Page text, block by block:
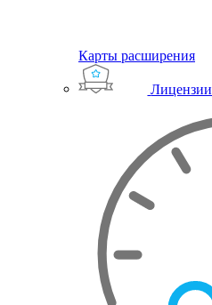
Карты расширения
Лицензии